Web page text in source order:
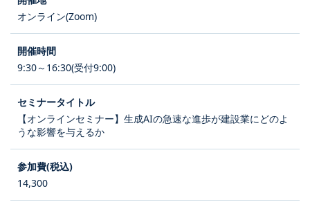
オンライン(Zoom)
9:30～16:30(受付9:00)
【オンラインセミナー】生成AIの急速な進歩が建設業にどのよ
うな影響を与えるか
14,300